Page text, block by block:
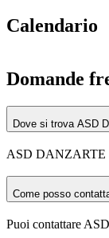
Calendario
Domande
ASD DANZARTE
Puoi contattare